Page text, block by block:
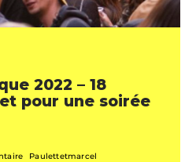
2022 – 18
pour une soirée
Paulettetmarcel